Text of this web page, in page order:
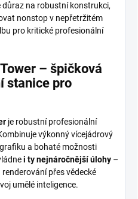
důraz na robustní konstrukci,
nonstop v nepřetržitém
pro kritické profesionální
– špičková
stanice pro
je robustní profesionální
výkonný vícejádrový
a bohaté možnosti
i ty nejnáročnější úlohy –
přes vědecké
umělé inteligence.